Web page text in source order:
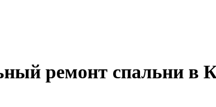
ремонт спальни в